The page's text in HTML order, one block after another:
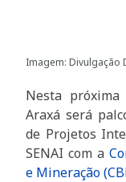
Imagem: Divulgação
Nesta próxima
Araxá será
de Projetos
SENAI com a
e Mineração